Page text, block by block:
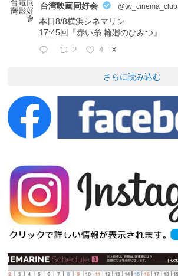
台湾映画同好会 @tw_cinema_club
本日8/8横浜シネマリン
17:45回『赤い糸 輪廻のひみつ』
2 4 X
さらに読み込む